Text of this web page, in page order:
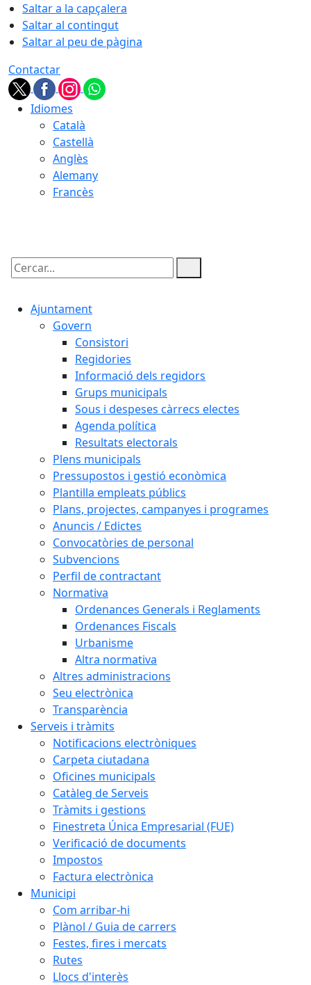
Saltar a la capçalera
Saltar al contingut
Saltar al peu de pàgina
Contactar
Idiomes
Català
Castellà
Anglès
Alemany
Francès
Cercar:
Ajuntament
Govern
Consistori
Regidories
Informació dels regidors
Grups municipals
Sous i despeses càrrecs electes
Agenda política
Resultats electorals
Plens municipals
Pressupostos i gestió econòmica
Plantilla empleats públics
Plans, projectes, campanyes i programes
Anuncis / Edictes
Convocatòries de personal
Subvencions
Perfil de contractant
Normativa
Ordenances Generals i Reglaments
Ordenances Fiscals
Urbanisme
Altra normativa
Altres administracions
Seu electrònica
Transparència
Serveis i tràmits
Notificacions electròniques
Carpeta ciutadana
Oficines municipals
Catàleg de Serveis
Tràmits i gestions
Finestreta Única Empresarial (FUE)
Verificació de documents
Impostos
Factura electrònica
Municipi
Com arribar-hi
Plànol / Guia de carrers
Festes, fires i mercats
Rutes
Llocs d'interès